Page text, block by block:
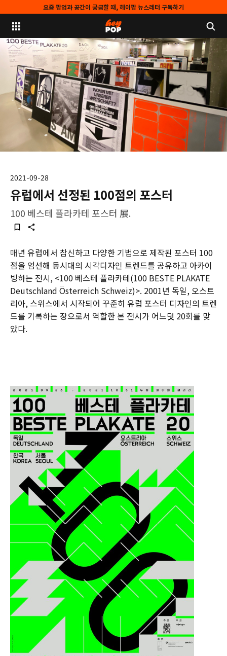
요즘 팝업과 공간이 궁금할 때, 헤이팝 뉴스레터 구독하기
2021-09-28
유럽에서 선정된 100점의 포스터
100 베스테 플라카테 포스터 展.
매년 유럽에서 참신하고 다양한 기법으로 제작된 포스터 100
점을 엄선해 동시대의 시각디자인 트렌드를 공유하고 아카이
빙하는 전시, <100 베스테 플라카테(100 BESTE PLAKATE
Deutschland Österreich Schweiz)>. 2001년 독일, 오스트
리아, 스위스에서 시작되어 꾸준히 유럽 포스터 디자인의 트렌
드를 기록하는 장으로서 역할한 본 전시가 어느덧 20회를 맞
았다.